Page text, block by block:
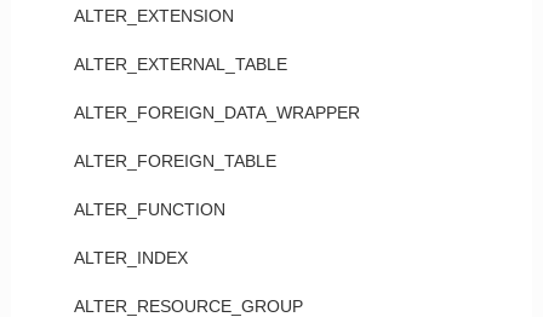
ALTER_EXTENSION
ALTER_EXTERNAL_TABLE
ALTER_FOREIGN_DATA_WRAPPER
ALTER_FOREIGN_TABLE
ALTER_FUNCTION
ALTER_INDEX
ALTER_RESOURCE_GROUP